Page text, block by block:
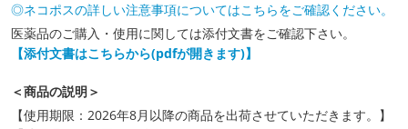
◎ネコポスの詳しい注意事項についてはこちらをご確認ください。
医薬品のご購入・使用に関しては添付文書をご確認下さい。
【添付文書はこちらから(pdfが開きます)】
＜商品の説明＞
【使用期限：2026年8月以降の商品を出荷させていただきます。】